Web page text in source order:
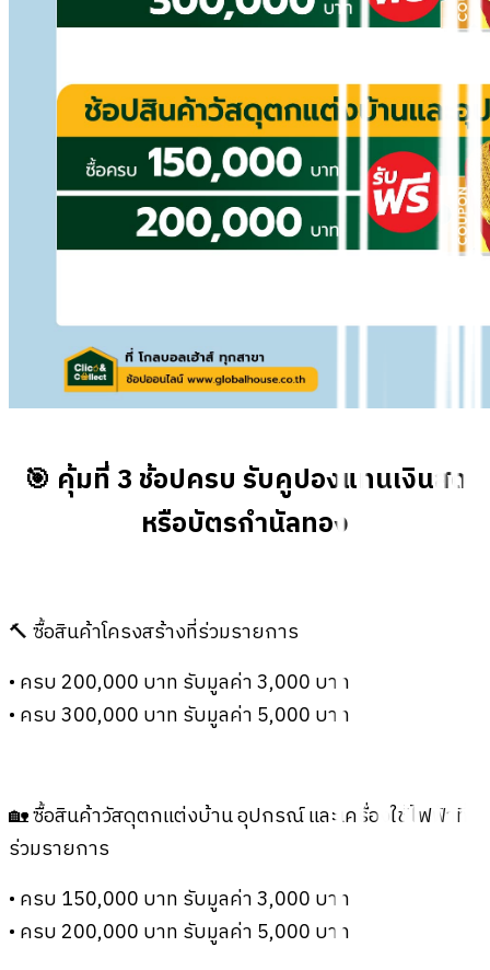
🎯 คุ้มที่ 3 ช้อปครบ รับคูปองแทนเงินสด
หรือบัตรกำนัลทอง
🔨 ซื้อสินค้าโครงสร้างที่ร่วมรายการ
• ครบ 200,000 บาท รับมูลค่า 3,000 บาท
• ครบ 300,000 บาท รับมูลค่า 5,000 บาท
🏡 ซื้อสินค้าวัสดุตกแต่งบ้าน อุปกรณ์ และเครื่องใช้ไฟฟ้าที่
ร่วมรายการ
• ครบ 150,000 บาท รับมูลค่า 3,000 บาท
• ครบ 200,000 บาท รับมูลค่า 5,000 บาท